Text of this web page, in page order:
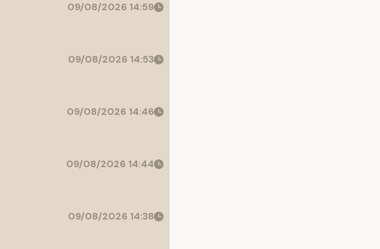
09/08/2026 14:59
09/08/2026 14:53
09/08/2026 14:46
09/08/2026 14:44
09/08/2026 14:38